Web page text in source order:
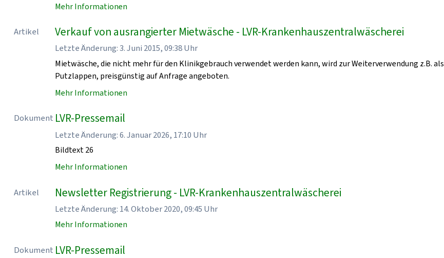
Mehr Informationen
Artikel Verkauf von ausrangierter Mietwäsche - LVR-Krankenhauszentralwäscherei
Letzte Änderung: 3. Juni 2015, 09:38 Uhr
Mietwäsche, die nicht mehr für den Klinikgebrauch verwendet werden kann, wird zur Weiterverwendung z.B. als
Putzlappen, preisgünstig auf Anfrage angeboten.
Mehr Informationen
Dokument LVR-Pressemail
Letzte Änderung: 6. Januar 2026, 17:10 Uhr
Bildtext 26
Mehr Informationen
Artikel Newsletter Registrierung - LVR-Krankenhauszentralwäscherei
Letzte Änderung: 14. Oktober 2020, 09:45 Uhr
Mehr Informationen
Dokument LVR-Pressemail